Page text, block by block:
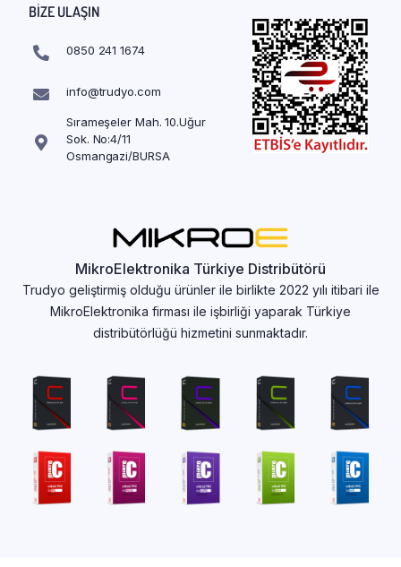
BIZE ULAŞIN
0850 241 1674
info@trudyo.com
Sırameşeler Mah. 10.Uğur
Sok. No:4/11
Osmangazi/BURSA
MikroElektronika Türkiye Distribütörü
Trudyo geliştirmiş olduğu ürünler ile birlikte 2022 yılı itibari ile
MikroElektronika firması ile işbirliği yaparak Türkiye
distribütörlüğü hizmetini sunmaktadır.